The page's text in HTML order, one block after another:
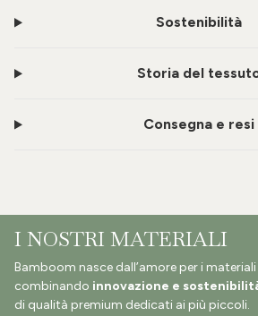
Sostenibilità
Storia del
Consegna e resi
I NOSTRI MATERIALI
Bamboom nasce dall’amore per i
combinando innovazione e
di qualità premium dedicati ai più piccoli.